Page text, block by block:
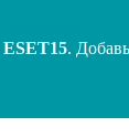
ESET15.